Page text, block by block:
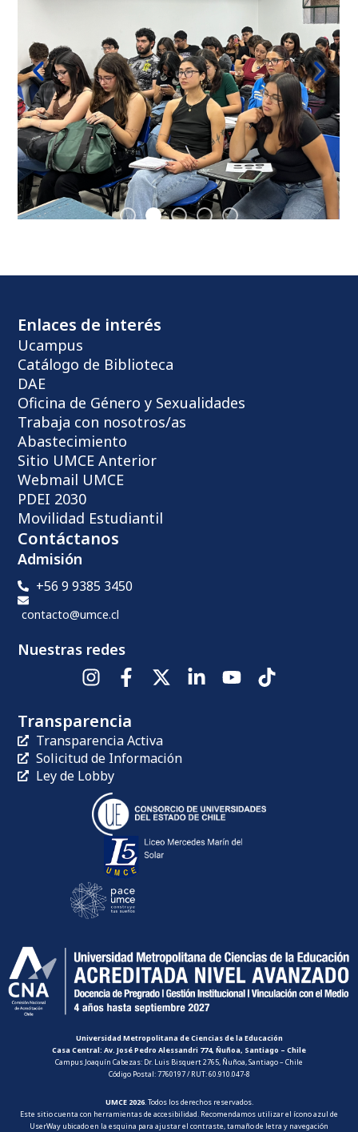
Enlaces de interés
Ucampus
Catálogo de Biblioteca
DAE
Oficina de Género y Sexualidades
Trabaja con nosotros/as
Abastecimiento
Sitio UMCE Anterior
Webmail UMCE
PDEI 2030
Movilidad Estudiantil
Contáctanos
Admisión
+56 9 9385 3450
contacto@umce.cl
Nuestras redes
Transparencia
Transparencia Activa
Solicitud de Información
Ley de Lobby
Universidad Metropolitana de Ciencias de la Educación
Casa Central: Av. José Pedro Alessandri 774, Ñuñoa, Santiago – Chile
Campus Joaquín Cabezas: Dr. Luis Bisquert 2765, Ñuñoa, Santiago – Chile
Código Postal: 7760197 / RUT: 60.910.047-8
UMCE 2026. Todos los derechos reservados.
Este sitio cuenta con herramientas de accesibilidad. Recomendamos utilizar el ícono azul de
UserWay ubicado en la esquina para ajustar el contraste, tamaño de letra y navegación